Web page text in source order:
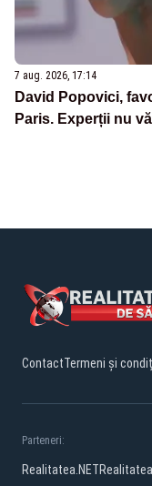
7 aug. 2026, 17:14
David Popovici,
Paris. Experții nu
ContactTermeni și
Parteneri:
Realitatea.NET